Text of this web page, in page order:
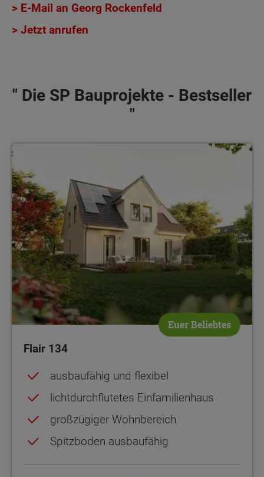
> E-Mail an Georg Rockenfeld
> Jetzt anrufen
" Die SP Bauprojekte - Bestseller
"
Flair 134
Euer Beliebtes
Flair 134
ausbaufähig und flexibel
lichtdurchflutetes Einfamilienhaus
großzügiger Wohnbereich
Spitzboden ausbaufähig